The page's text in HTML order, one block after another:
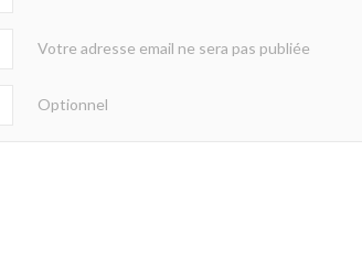
Votre adresse email ne sera pas publiée
Optionnel